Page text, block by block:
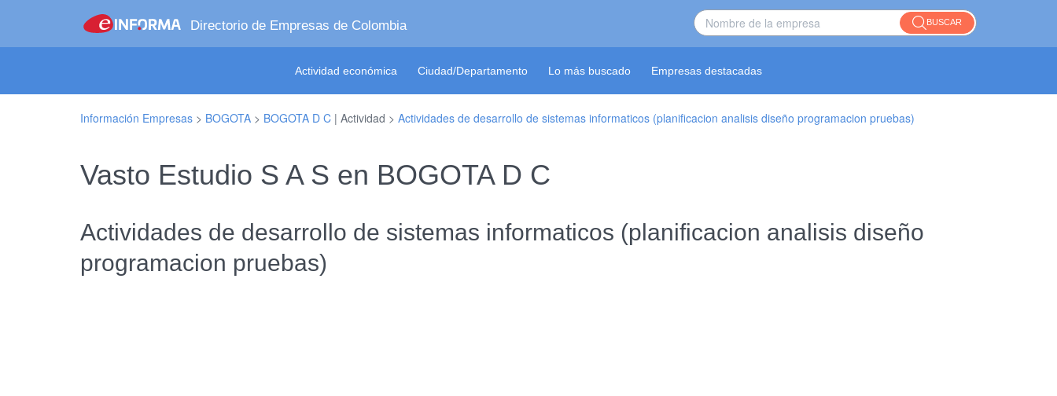
Directorio de Empresas de Colombia BUSCAR
Actividad económica Ciudad/Departamento Lo más buscado Empresas destacadas
Información Empresas > BOGOTA > BOGOTA D C | Actividad > Actividades de desarrollo de sistemas informaticos (planificacion analisis diseño programacion pruebas)
Vasto Estudio S A S en BOGOTA D C
Actividades de desarrollo de sistemas informaticos (planificacion analisis diseño
programacion pruebas)